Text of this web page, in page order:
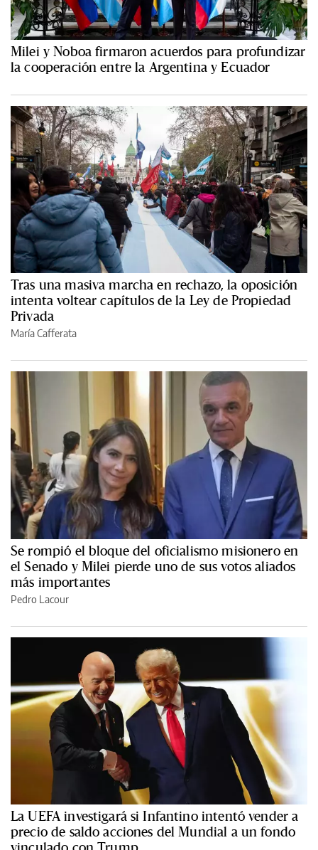
Milei y Noboa firmaron acuerdos para profundizar
la cooperación entre la Argentina y Ecuador
Tras una masiva marcha en rechazo, la oposición
intenta voltear capítulos de la Ley de Propiedad
Privada
María Cafferata
Se rompió el bloque del oficialismo misionero en
el Senado y Milei pierde uno de sus votos aliados
más importantes
Pedro Lacour
La UEFA investigará si Infantino intentó vender a
precio de saldo acciones del Mundial a un fondo